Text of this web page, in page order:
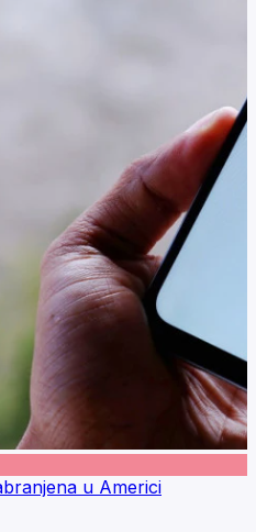
u Americi